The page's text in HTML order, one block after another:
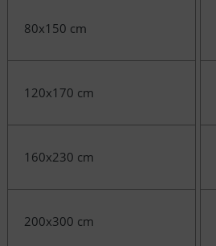
80x150 cm
120x170 cm
160x230 cm
200x300 cm